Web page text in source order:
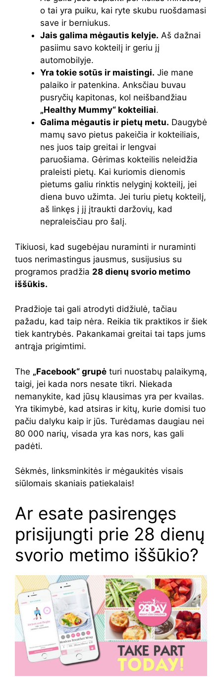
o tai yra puiku, kai ryte skubu ruošdamasi
save ir berniukus.
Jais galima mėgautis kelyje. Aš dažnai
pasiimu savo kokteilį ir geriu jį
automobilyje.
Yra tokie sotūs ir maistingi. Jie mane
palaiko ir patenkina. Anksčiau buvau
pusryčių kapitonas, kol neišbandžiau
„Healthy Mummy“ kokteiliai.
Galima mėgautis ir pietų metu. Daugybė
mamų savo pietus pakeičia ir kokteiliais,
nes juos taip greitai ir lengvai
paruošiama. Gėrimas kokteilis neleidžia
praleisti pietų. Kai kuriomis dienomis
pietums galiu rinktis nelyginį kokteilį, jei
diena buvo užimta. Jei turiu pietų kokteilį,
aš linkęs į jį įtraukti daržovių, kad
nepraleisčiau pro šalį.
Tikiuosi, kad sugebėjau nuraminti ir nuraminti
tuos nerimastingus jausmus, susijusius su
programos pradžia 28 dienų svorio metimo
iššūkis.
Pradžioje tai gali atrodyti didžiulė, tačiau
pažadu, kad taip nėra. Reikia tik praktikos ir šiek
tiek kantrybės. Pakankamai greitai tai taps jums
antrąja prigimtimi.
The „Facebook“ grupė turi nuostabų palaikymą,
taigi, jei kada nors nesate tikri. Niekada
nemanykite, kad jūsų klausimas yra per kvailas.
Yra tikimybė, kad atsiras ir kitų, kurie domisi tuo
pačiu dalyku kaip ir jūs. Turėdamas daugiau nei
80 000 narių, visada yra kas nors, kas gali
padėti.
Sėkmės, linksminkitės ir mėgaukitės visais
siūlomais skaniais patiekalais!
Ar esate pasirengęs
prisijungti prie 28 dienų
svorio metimo iššūkio?